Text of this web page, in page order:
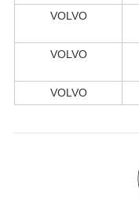
VOLVO
VOLVO
VOLVO